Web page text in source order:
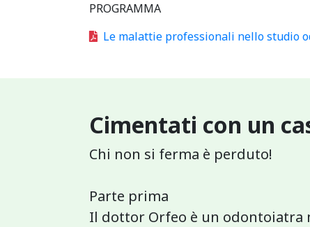
PROGRAMMA
Le malattie professionali nello studio
Cimentati con un
Chi non si ferma è perduto!
Parte prima
Il dottor Orfeo è un odontoiatra